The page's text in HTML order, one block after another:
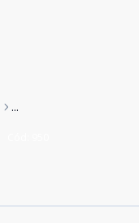
...